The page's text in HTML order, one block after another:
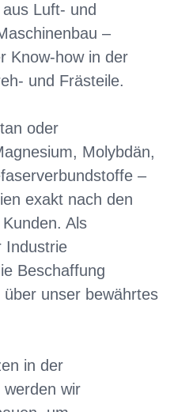
Luft- und
–
Know-how in der
und Frästeile.
oder
Molybdän,
–
exakt nach den
Als
Industrie
Beschaffung
unser bewährtes
in der
werden wir